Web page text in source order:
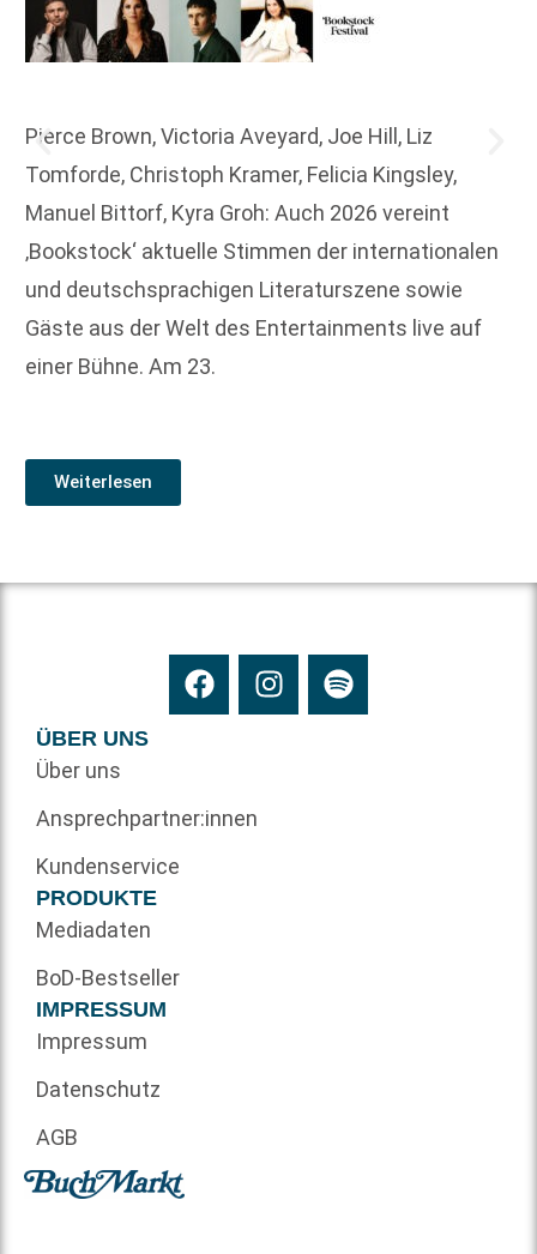
Pierce Brown, Victoria Aveyard, Joe Hill, Liz
Tomforde, Christoph Kramer, Felicia Kingsley,
Manuel Bittorf, Kyra Groh: Auch 2026 vereint
‚Bookstock‘ aktuelle Stimmen der internationalen
und deutschsprachigen Literaturszene sowie
Gäste aus der Welt des Entertainments live auf
einer Bühne. Am 23.
Weiterlesen
ÜBER UNS
Über uns
Ansprechpartner:innen
Kundenservice
PRODUKTE
Mediadaten
BoD-Bestseller
IMPRESSUM
Impressum
Datenschutz
AGB